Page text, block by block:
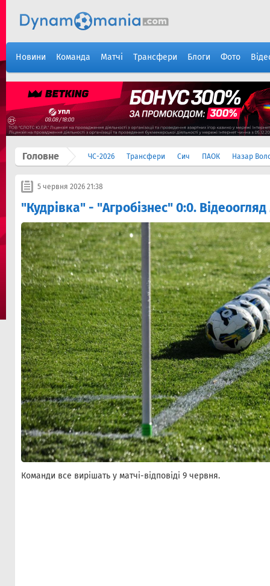
Новини Команда Матчі Трансфери Блоги Фото
Головне ЧС-2026 Трансфери Сич ПАОК Назар
5 червня 2026 21:38
"Кудрівка" - "Агробізнес" 0:0.
Команди все вирішать у матчі-відповіді 9 червня.